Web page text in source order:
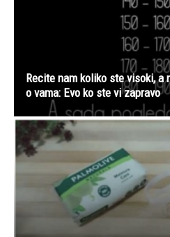
Recite nam koliko ste visoki,
o vama: Evo ko ste vi zapravo